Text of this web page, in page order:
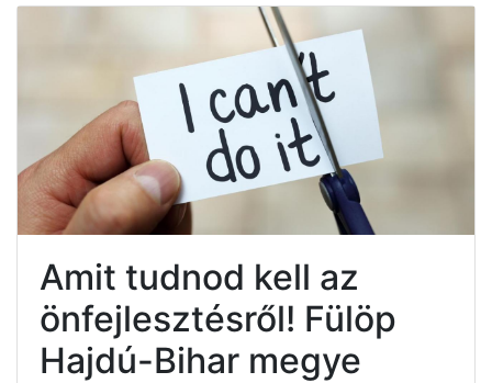
Amit tudnod kell az
önfejlesztésről! Fülöp
Hajdú-Bihar megye